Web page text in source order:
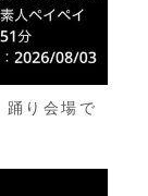
り会場で